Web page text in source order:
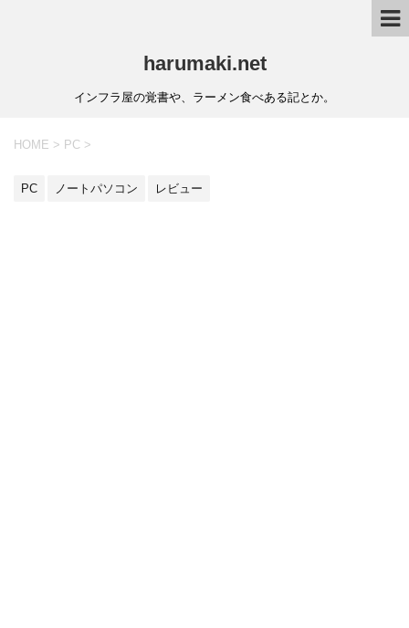
harumaki.net
インフラ屋の覚書や、ラーメン食べある記とか。
HOME > PC >
PC ノートパソコン レビュー